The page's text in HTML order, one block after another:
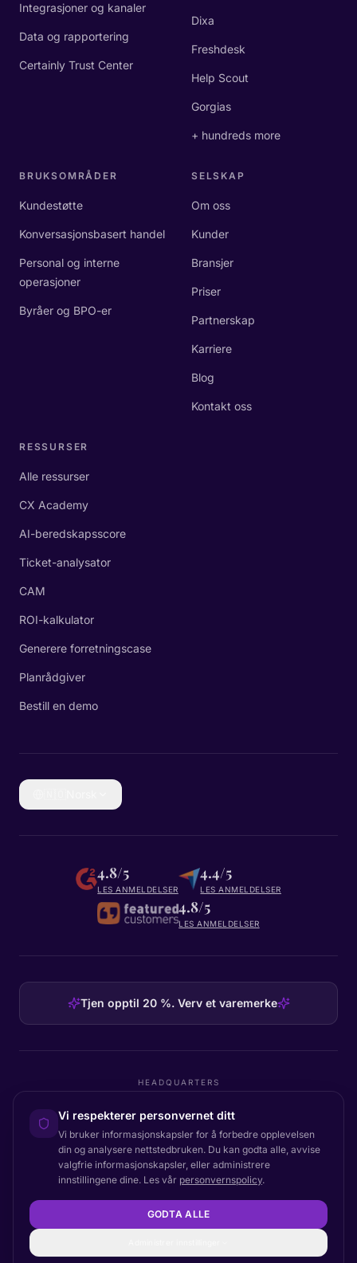
Integrasjoner og kanaler
Data og rapportering
Certainly Trust Center
Dixa
Freshdesk
Help Scout
Gorgias
+ hundreds more
BRUKSOMRÅDER
Kundestøtte
Konversasjonsbasert handel
Personal og interne
operasjoner
Byråer og BPO-er
SELSKAP
Om oss
Kunder
Bransjer
Priser
Partnerskap
Karriere
Blog
Kontakt oss
RESSURSER
Alle ressurser
CX Academy
AI-beredskapsscore
Ticket-analysator
CAM
ROI-kalkulator
Generere forretningscase
Planrådgiver
Bestill en demo
4.8/5
LES ANMELDELSER
4.4/5
LES ANMELDELSER
4.8/5
LES ANMELDELSER
Tjen opptil 20 %. Verv et varemerke
HEADQUARTERS
C/O GRROW, Pilestræde 52A
© 2026 Certainly. Alle rettigheter forbeholdt.
PersonvernDatabehandleravtale
TilgjengelighetNettstedskartInnstillinger for informasjonskapsler
Vi respekterer personvernet ditt
Vi bruker informasjonskapsler for å forbedre opplevelsen
din og analysere nettstedbruken. Du kan godta alle, avvise
valgfrie informasjonskapsler, eller administrere
innstillingene dine. Les vår personvernspolicy.
GODTA ALLE